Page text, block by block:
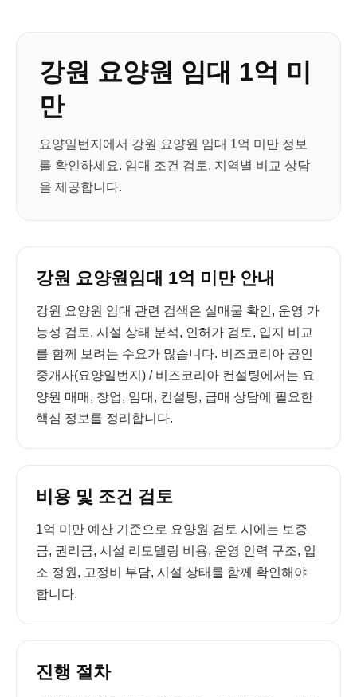
강원 요양원 임대 1억 미
만
요양일번지에서 강원 요양원 임대 1억 미만 정보
를 확인하세요. 임대 조건 검토, 지역별 비교 상담
을 제공합니다.
강원 요양원임대 1억 미만 안내
강원 요양원 임대 관련 검색은 실매물 확인, 운영 가
능성 검토, 시설 상태 분석, 인허가 검토, 입지 비교
를 함께 보려는 수요가 많습니다. 비즈코리아 공인
중개사(요양일번지) / 비즈코리아 컨설팅에서는 요
양원 매매, 창업, 임대, 컨설팅, 급매 상담에 필요한
핵심 정보를 정리합니다.
비용 및 조건 검토
1억 미만 예산 기준으로 요양원 검토 시에는 보증
금, 권리금, 시설 리모델링 비용, 운영 인력 구조, 입
소 정원, 고정비 부담, 시설 상태를 함께 확인해야
합니다.
진행 절차